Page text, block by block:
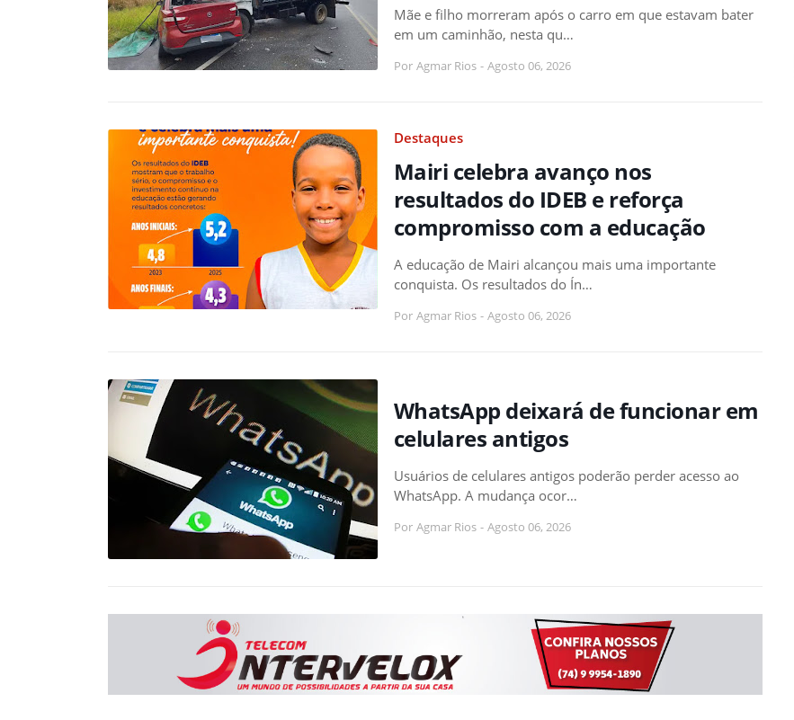
Mãe e filho morreram após o carro em que estavam bater
em um caminhão, nesta qu…
Por Agmar Rios - Agosto 06, 2026
Destaques
Mairi celebra avanço nos
resultados do IDEB e reforça
compromisso com a educação
A educação de Mairi alcançou mais uma importante
conquista. Os resultados do Ín…
Por Agmar Rios - Agosto 06, 2026
WhatsApp deixará de funcionar em
celulares antigos
Usuários de celulares antigos poderão perder acesso ao
WhatsApp. A mudança ocor…
Por Agmar Rios - Agosto 06, 2026